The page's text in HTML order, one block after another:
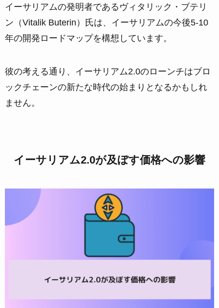
イーサリアムの発明者であるヴィタリック・ブテリ
ン（Vitalik Buterin）氏は、イーサリアムの今後5-10
年の開発ロードマップを構想しています。
彼の考える通り、イーサリアム2.0のローンチはブロ
ックチェーンの新たな時代の始まりとなるかもしれ
ません。
イーサリアム2.0が及ぼす価格への影響